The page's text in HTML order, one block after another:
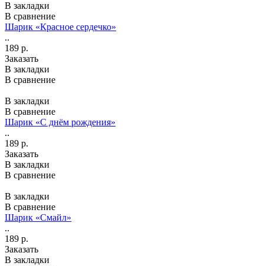
В закладки
В сравнение
Шарик «Красное сердечко»
..
189 р.
Заказать
В закладки
В сравнение
В закладки
В сравнение
Шарик «С днём рождения»
..
189 р.
Заказать
В закладки
В сравнение
В закладки
В сравнение
Шарик «Смайл»
..
189 р.
Заказать
В закладки